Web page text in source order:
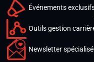
Événements
Outils gestion
Newsletter